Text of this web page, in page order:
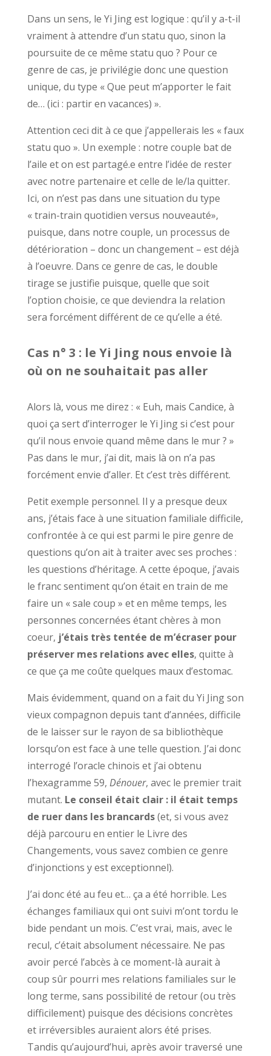
Dans un sens, le Yi Jing est logique : qu’il y a-t-il
vraiment à attendre d’un statu quo, sinon la
poursuite de ce même statu quo ? Pour ce
genre de cas, je privilégie donc une question
unique, du type « Que peut m’apporter le fait
de… (ici : partir en vacances) ».
Attention ceci dit à ce que j’appellerais les « faux
statu quo ». Un exemple : notre couple bat de
l’aile et on est partagé.e entre l’idée de rester
avec notre partenaire et celle de le/la quitter.
Ici, on n’est pas dans une situation du type
« train-train quotidien versus nouveauté»,
puisque, dans notre couple, un processus de
détérioration – donc un changement – est déjà
à l’oeuvre. Dans ce genre de cas, le double
tirage se justifie puisque, quelle que soit
l’option choisie, ce que deviendra la relation
sera forcément différent de ce qu’elle a été.
Cas n° 3 : le Yi Jing nous envoie là
où on ne souhaitait pas aller
Alors là, vous me direz : « Euh, mais Candice, à
quoi ça sert d’interroger le Yi Jing si c’est pour
qu’il nous envoie quand même dans le mur ? »
Pas dans le mur, j’ai dit, mais là on n’a pas
forcément envie d’aller. Et c’est très différent.
Petit exemple personnel. Il y a presque deux
ans, j’étais face à une situation familiale difficile,
confrontée à ce qui est parmi le pire genre de
questions qu’on ait à traiter avec ses proches :
les questions d’héritage. A cette époque, j’avais
le franc sentiment qu’on était en train de me
faire un « sale coup » et en même temps, les
personnes concernées étant chères à mon
coeur, j’étais très tentée de m’écraser pour
préserver mes relations avec elles, quitte à
ce que ça me coûte quelques maux d’estomac.
Mais évidemment, quand on a fait du Yi Jing son
vieux compagnon depuis tant d’années, difficile
de le laisser sur le rayon de sa bibliothèque
lorsqu’on est face à une telle question. J’ai donc
interrogé l’oracle chinois et j’ai obtenu
l’hexagramme 59, Dénouer, avec le premier trait
mutant. Le conseil était clair : il était temps
de ruer dans les brancards(et, si vous avez
déjà parcouru en entier le Livre des
Changements, vous savez combien ce genre
d’injonctions y est exceptionnel).
J’ai donc été au feu et… ça a été horrible. Les
échanges familiaux qui ont suivi m’ont tordu le
bide pendant un mois. C’est vrai, mais, avec le
recul, c’était absolument nécessaire. Ne pas
avoir percé l’abcès à ce moment-là aurait à
coup sûr pourri mes relations familiales sur le
long terme, sans possibilité de retour (ou très
difficilement) puisque des décisions concrètes
et irréversibles auraient alors été prises.
Tandis qu’aujourd’hui, après avoir traversé une